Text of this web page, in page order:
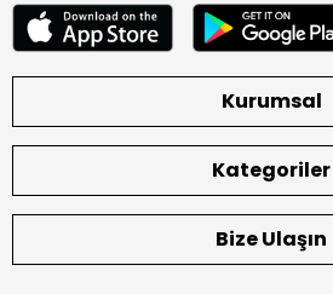
Kurumsal
Kategoriler
Bize Ulaşın